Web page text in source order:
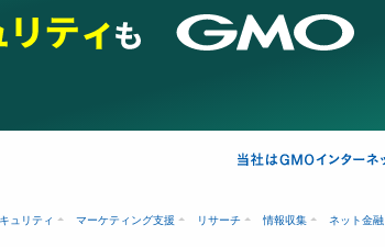
ュリティ マーケティング支援 リサーチ 情報収集 ネット金融